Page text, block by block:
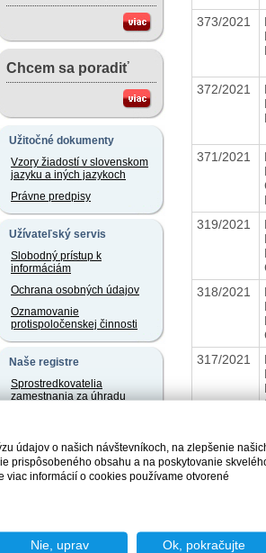
Chcem sa poradiť
Užitočné dokumenty
Vzory žiadostí v slovenskom
jazyku a iných jazykoch
Právne predpisy
Užívateľský servis
Slobodný prístup k
informáciám
Ochrana osobných údajov
Oznamovanie
protispoločenskej činnosti
Naše registre
Sprostredkovatelia
zamestnania za úhradu
Agentúry dočasného
zamestnávania
373/2021
372/2021
371/2021
319/2021
318/2021
317/2021
údajov o našich návštevníkoch, na zlepšenie
prispôsobeného obsahu a na poskytovanie
viac informácií o cookies používame otvorené
Nie, uprav Ok, pokračujte